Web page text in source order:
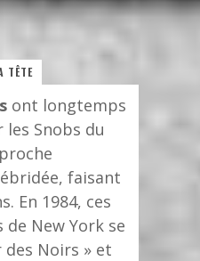
TÊTE
ont longtemps
Snobs du
faisant
En 1984, ces
New York se
Noirs » et